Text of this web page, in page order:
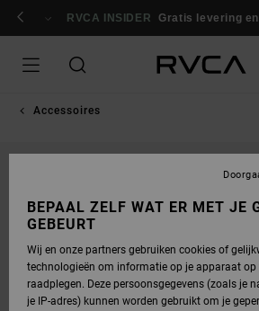
NAAR
RVCA INSIDER Gratis levering
Accessoires
BEPAAL ZELF WAT ER MET JE
GEBEURT
Wij en onze partners gebruiken cookies of
technologieën om informatie op je apparaat
raadplegen. Deze persoonsgegevens (zoals je
je IP-adres) kunnen worden gebruikt om je